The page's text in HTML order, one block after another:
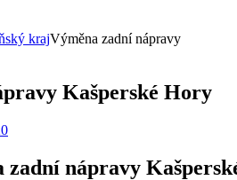
krajVýměna zadní nápravy
Kašperské Hory
zadní nápravy